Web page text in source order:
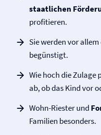
staatlichen
profitieren.
Sie werden vor
begünstigt.
Wie hoch die
ab, ob das Kind vor
Wohn-Riester und
Familien besonders.